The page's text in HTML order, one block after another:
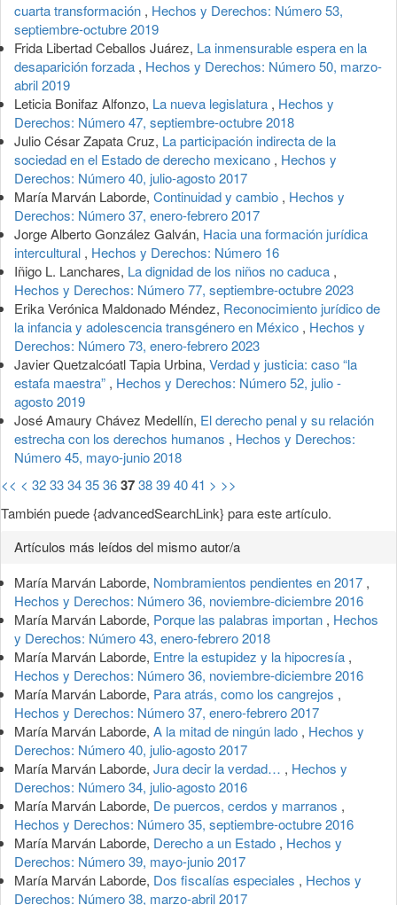
artículo
cuarta transformación , Hechos y Derechos: Número 53,
septiembre-octubre 2019
Frida Libertad Ceballos Juárez, La inmensurable espera en la
desaparición forzada , Hechos y Derechos: Número 50, marzo-
abril 2019
Leticia Bonifaz Alfonzo, La nueva legislatura , Hechos y
Derechos: Número 47, septiembre-octubre 2018
Julio César Zapata Cruz, La participación indirecta de la
sociedad en el Estado de derecho mexicano , Hechos y
Derechos: Número 40, julio-agosto 2017
María Marván Laborde, Continuidad y cambio , Hechos y
Derechos: Número 37, enero-febrero 2017
Jorge Alberto González Galván, Hacia una formación jurídica
intercultural , Hechos y Derechos: Número 16
Iñigo L. Lanchares, La dignidad de los niños no caduca ,
Hechos y Derechos: Número 77, septiembre-octubre 2023
Erika Verónica Maldonado Méndez, Reconocimiento jurídico de
la infancia y adolescencia transgénero en México , Hechos y
Derechos: Número 73, enero-febrero 2023
Javier Quetzalcóatl Tapia Urbina, Verdad y justicia: caso “la
estafa maestra” , Hechos y Derechos: Número 52, julio -
agosto 2019
José Amaury Chávez Medellín, El derecho penal y su relación
estrecha con los derechos humanos , Hechos y Derechos:
Número 45, mayo-junio 2018
<< < 32333435363738394041 > >>
También puede {advancedSearchLink} para este artículo.
Artículos más leídos del mismo autor/a
María Marván Laborde, Nombramientos pendientes en 2017 ,
Hechos y Derechos: Número 36, noviembre-diciembre 2016
María Marván Laborde, Porque las palabras importan , Hechos
y Derechos: Número 43, enero-febrero 2018
María Marván Laborde, Entre la estupidez y la hipocresía ,
Hechos y Derechos: Número 36, noviembre-diciembre 2016
María Marván Laborde, Para atrás, como los cangrejos ,
Hechos y Derechos: Número 37, enero-febrero 2017
María Marván Laborde, A la mitad de ningún lado , Hechos y
Derechos: Número 40, julio-agosto 2017
María Marván Laborde, Jura decir la verdad… , Hechos y
Derechos: Número 34, julio-agosto 2016
María Marván Laborde, De puercos, cerdos y marranos ,
Hechos y Derechos: Número 35, septiembre-octubre 2016
María Marván Laborde, Derecho a un Estado , Hechos y
Derechos: Número 39, mayo-junio 2017
María Marván Laborde, Dos fiscalías especiales , Hechos y
Derechos: Número 38, marzo-abril 2017